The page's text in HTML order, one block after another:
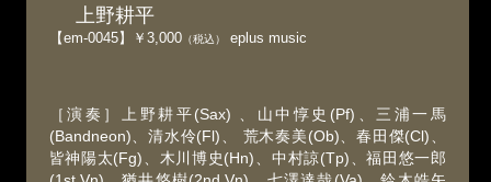
上野耕平
【em-0045】￥3,000（税込） eplus music
［演奏］上野耕平(Sax) 、山中惇史(Pf)、三浦一馬
(Bandneon)、清水伶(Fl)、 荒木奏美(Ob)、春田傑(Cl)、
皆神陽太(Fg)、木川博史(Hn)、中村諒(Tp)、福田悠一郎